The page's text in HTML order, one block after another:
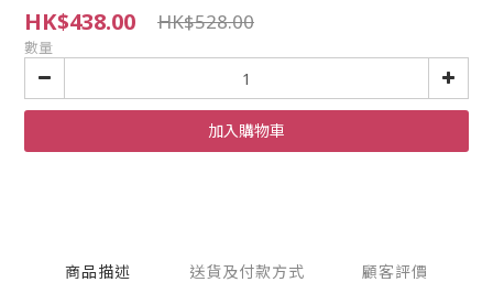
HK$438.00 HK$528.00
數量
加入購物車
商品描述 送貨及付款方式 顧客評價